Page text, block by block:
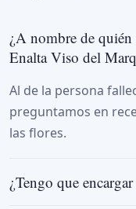
¿A nombre de
Enalta Viso del
Al de la persona
preguntamos en
las flores.
¿Tengo que